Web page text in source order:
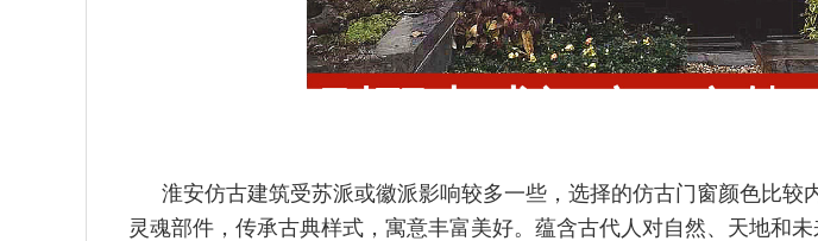
淮安仿古建筑受苏派或徽派影响较多一些，选择的仿古门窗颜色比较
灵魂部件，传承古典样式 ，寓意丰富美好。蕴含古代人对自然、天地和